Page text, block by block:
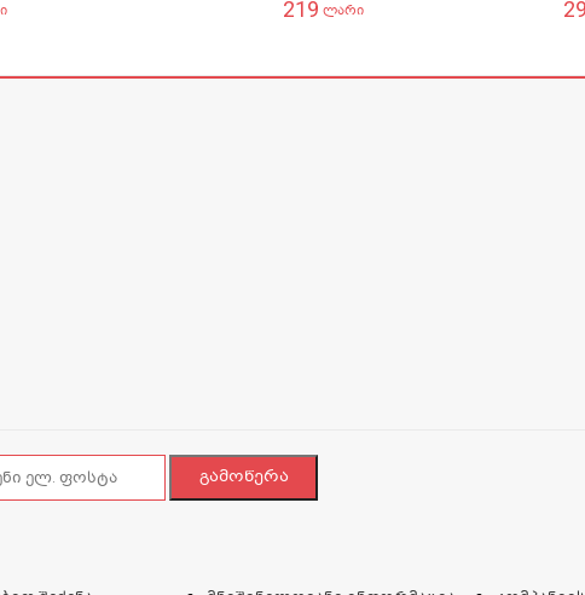
219 ლარი